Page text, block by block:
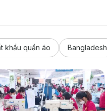
khẩu quần áo Bangladesh